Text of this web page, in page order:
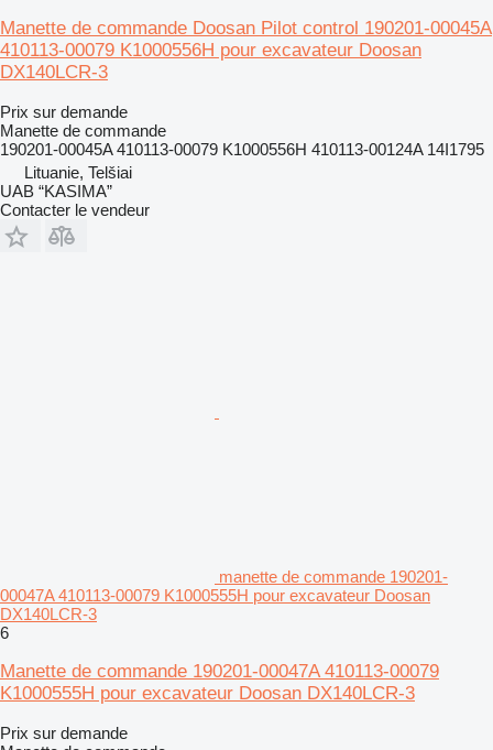
Manette de commande Doosan Pilot control 190201-00045A
410113-00079 K1000556H pour excavateur Doosan
DX140LCR-3
Prix sur demande
Manette de commande
190201-00045A 410113-00079 K1000556H 410113-00124A 14I1795
Lituanie, Telšiai
UAB “KASIMA”
Contacter le vendeur
manette de commande 190201-
00047A 410113-00079 K1000555H pour excavateur Doosan
DX140LCR-3
6
Manette de commande 190201-00047A 410113-00079
K1000555H pour excavateur Doosan DX140LCR-3
Prix sur demande